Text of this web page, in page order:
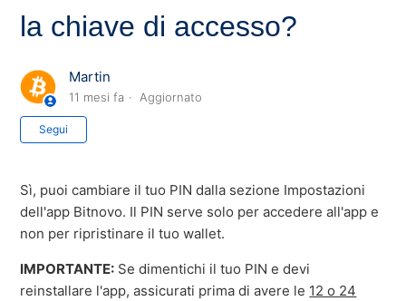
la chiave di accesso?
Martin
11 mesi fa Aggiornato
Segui
Sì, puoi cambiare il tuo PIN dalla sezione Impostazioni
dell'app Bitnovo. Il PIN serve solo per accedere all'app e
non per ripristinare il tuo wallet.
IMPORTANTE: Se dimentichi il tuo PIN e devi
reinstallare l'app, assicurati prima di avere le 12 o 24